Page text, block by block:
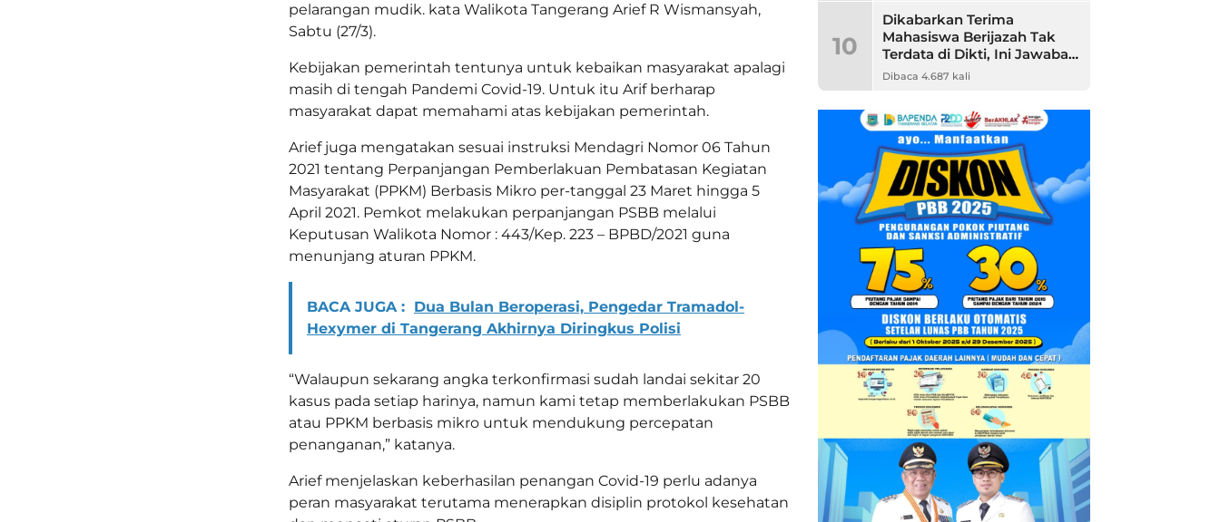
pelarangan mudik. kata Walikota Tangerang Arief R Wismansyah,
Sabtu (27/3).
Kebijakan pemerintah tentunya untuk kebaikan masyarakat apalagi
masih di tengah Pandemi Covid-19. Untuk itu Arif berharap
masyarakat dapat memahami atas kebijakan pemerintah.
Arief juga mengatakan sesuai instruksi Mendagri Nomor 06 Tahun
2021 tentang Perpanjangan Pemberlakuan Pembatasan Kegiatan
Masyarakat (PPKM) Berbasis Mikro per-tanggal 23 Maret hingga 5
April 2021. Pemkot melakukan perpanjangan PSBB melalui
Keputusan Walikota Nomor : 443/Kep. 223 – BPBD/2021 guna
menunjang aturan PPKM.
BACA JUGA : Dua Bulan Beroperasi, Pengedar Tramadol-
Hexymer di Tangerang Akhirnya Diringkus Polisi
“Walaupun sekarang angka terkonfirmasi sudah landai sekitar 20
kasus pada setiap harinya, namun kami tetap memberlakukan PSBB
atau PPKM berbasis mikro untuk mendukung percepatan
penanganan,” katanya.
Arief menjelaskan keberhasilan penangan Covid-19 perlu adanya
peran masyarakat terutama menerapkan disiplin protokol kesehatan
10
Dikabarkan Terima
Mahasiswa Berijazah Tak
Terdata di Dikti, Ini Jawaban
Unpam
Dibaca 4.687 kali